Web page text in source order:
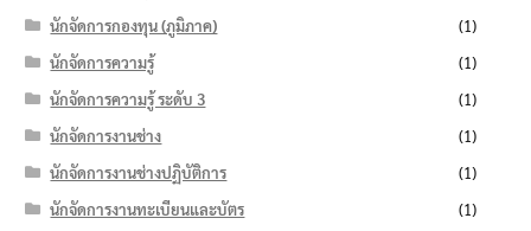
นักจัดการกองทุน (ภูมิภาค)
(1)
นักจัดการความรู้
(1)
นักจัดการความรู้ ระดับ 3
(1)
นักจัดการงานช่าง
(1)
นักจัดการงานช่างปฏิบัติการ
(1)
นักจัดการงานทะเบียนและบัตร
(1)